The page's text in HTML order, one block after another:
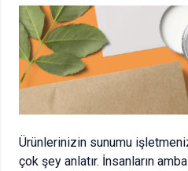
Ürünlerinizin sunumu
çok şey anlatır. İnsanların